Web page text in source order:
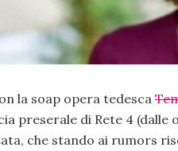
la soap opera tedesca
preserale di Rete 4 (dalle
che stando ai rumors